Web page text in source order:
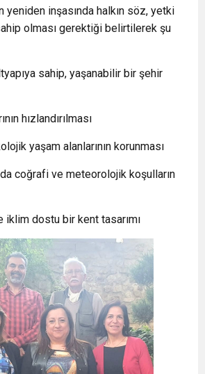
yeniden inşasında halkın söz, yetki
olması gerektiği belirtilerek şu
sahip, yaşanabilir bir şehir
hızlandırılması
yaşam alanlarının korunması
coğrafi ve meteorolojik koşulların
iklim dostu bir kent tasarımı